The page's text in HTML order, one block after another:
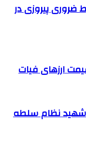
ضروری پیروزی در
ارزهای فیات
شهید نظام سلطه